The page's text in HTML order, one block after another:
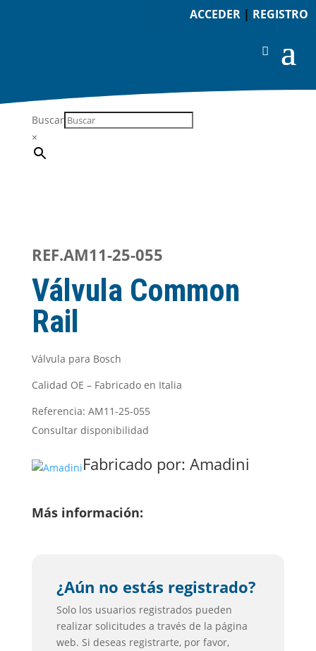
ACCEDER| REGISTRO
Buscar
×
REF.AM11-25-055
Válvula Common
Rail
Válvula para Bosch
Calidad OE – Fabricado en Italia
Referencia: AM11-25-055
Consultar disponibilidad
Fabricado por: Amadini
Más información:
¿Aún no estás registrado?
Solo los usuarios registrados pueden
realizar solicitudes a través de la página
web. Si deseas registrarte, por favor,